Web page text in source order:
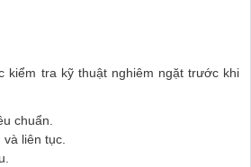
kiểm tra kỹ thuật nghiêm ngặt trước khi
chuẩn.
và liên tục.